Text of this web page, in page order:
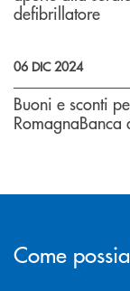
defibrillatore
06 DIC 2024
Buoni e sconti
RomagnaBanca
Come